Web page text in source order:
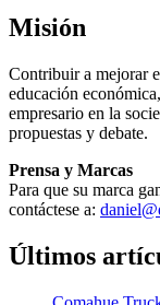
Misión
Contribuir a mejorar
educación
empresario en la
propuestas y debate.
Prensa y Marcas
Para que su marca
contáctese a:
Últimos